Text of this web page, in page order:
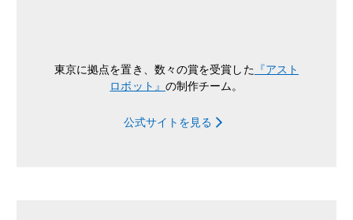
東京に拠点を置き、数々の賞を受賞した 『アスト
ロボット』 の制作チーム。
公式サイトを見る